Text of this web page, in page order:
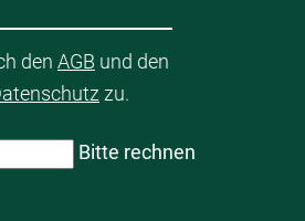
den AGB und den
zu.
Bitte rechnen